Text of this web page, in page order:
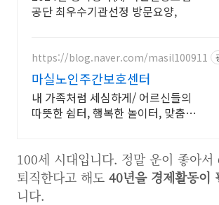
공단 최우수기관선정 방문요양,
https://blog.naver.com/masil100911
마실노인주간보호센터
내 가족처럼 세심하게/ 어르신들의
따뜻한 쉼터, 행복한 놀이터, 맞춤형
100세 시대입니다. 정말 운이 좋아서
퇴직한다고 해도 40년을 경제활동이
니다.